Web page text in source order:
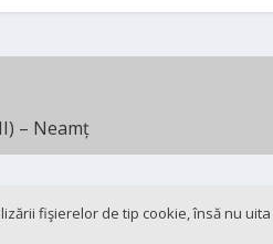
– Neamț
fişierelor de tip cookie, însă nu